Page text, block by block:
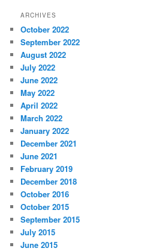
ARCHIVES
October 2022
September 2022
August 2022
July 2022
June 2022
May 2022
April 2022
March 2022
January 2022
December 2021
June 2021
February 2019
December 2018
October 2016
October 2015
September 2015
July 2015
June 2015